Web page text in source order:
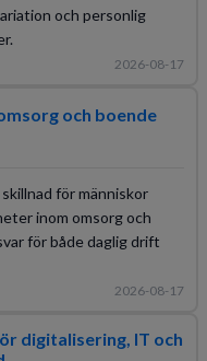
och personlig
2026-08-17
och boende
för människor
inom omsorg och
för både daglig drift
2026-08-17
digitalisering, IT och